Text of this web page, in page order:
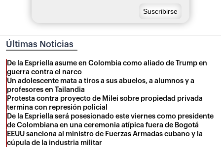
Últimas Noticias
De la Espriella asume en Colombia como aliado de Trump en
guerra contra el narco
Un adolescente mata a tiros a sus abuelos, a alumnos y a
profesores en Tailandia
Protesta contra proyecto de Milei sobre propiedad privada
termina con represión policial
De la Espriella será posesionado este viernes como presidente
de Colombiana en una ceremonia atípica fuera de Bogotá
EEUU sanciona al ministro de Fuerzas Armadas cubano y la
cúpula de la industria militar